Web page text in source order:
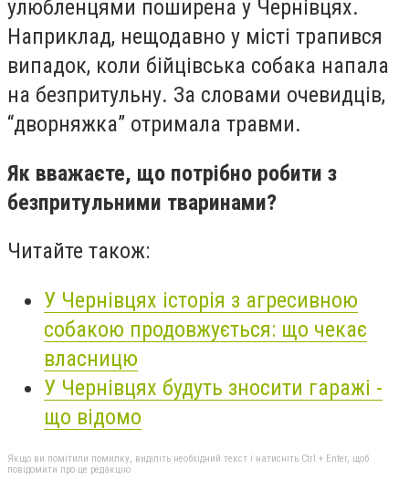
улюбленцями поширена у Чернівцях.
Наприклад, нещодавно у місті трапився
випадок, коли бійцівська собака напала
на безпритульну. За словами очевидців,
“дворняжка” отримала травми.
Як вважаєте, що потрібно робити з
безпритульними тваринами?
Читайте також:
У Чернівцях історія з агресивною
собакою продовжується: що чекає
власницю
У Чернівцях будуть зносити гаражі -
що відомо
Якщо ви помітили помилку, виділіть необхідний текст і натисніть Ctrl + Enter, щоб
повідомити про це редакцію